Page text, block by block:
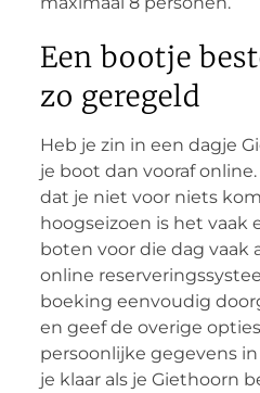
Een bootje
zo geregeld
Heb je zin in een dagje
je boot dan vooraf
dat je niet voor niets
hoogseizoen is het vaak
boten voor die dag vaak
online
boeking eenvoudig
en geef de overige opties
persoonlijke gegevens
je klaar als je Giethoorn